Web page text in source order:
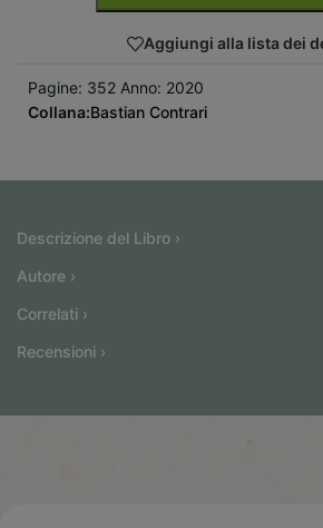
Aggiungi alla lista dei
Pagine: 352 Anno: 2020
Collana:Bastian Contrari
Descrizione del Libro ›
Autore ›
Correlati ›
Recensioni ›